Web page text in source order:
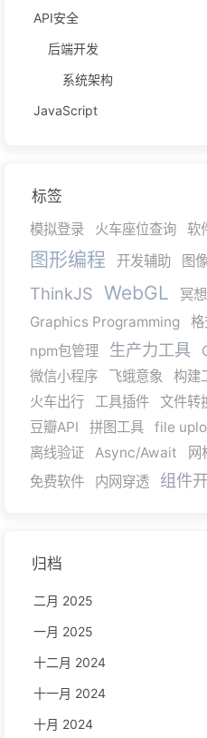
API安全
后端开发
系统架构
JavaScript
标签
模拟登录 火车座位查询 软
图形编程 开发辅助 图
ThinkJS WebGL
冥
Graphics Programming
npm包管理
生产力工具
微信小程序
飞蛾意象 构建
火车出行
工具插件 文件转
豆瓣API
拼图工具 file
离线验证
Async/Await 网
免费软件
内网穿透 组件
归档
二月 2025
一月 2025
十二月 2024
十一月 2024
十月 2024